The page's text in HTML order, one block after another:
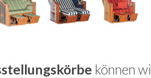
können